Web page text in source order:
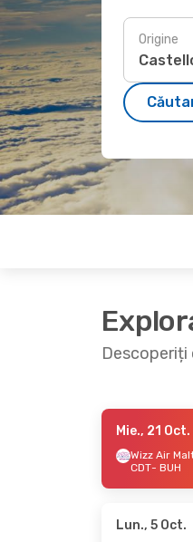
Origine
Descoperiți
- Lun., 21 Sept.
Direct
Mie., 21 Oct.
Wizz Air
CDT- BUH
Lun., 5 Oct.